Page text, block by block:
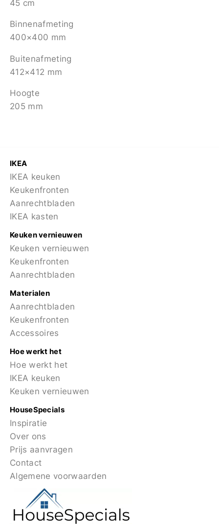
45 cm
Binnenafmeting
400×400 mm
Buitenafmeting
412×412 mm
Hoogte
205 mm
IKEA
IKEA keuken
Keukenfronten
Aanrechtbladen
IKEA kasten
Keuken vernieuwen
Keuken vernieuwen
Keukenfronten
Aanrechtbladen
Materialen
Aanrechtbladen
Keukenfronten
Accessoires
Hoe werkt het
Hoe werkt het
IKEA keuken
Keuken vernieuwen
HouseSpecials
Inspiratie
Over ons
Prijs aanvragen
Contact
Algemene voorwaarden